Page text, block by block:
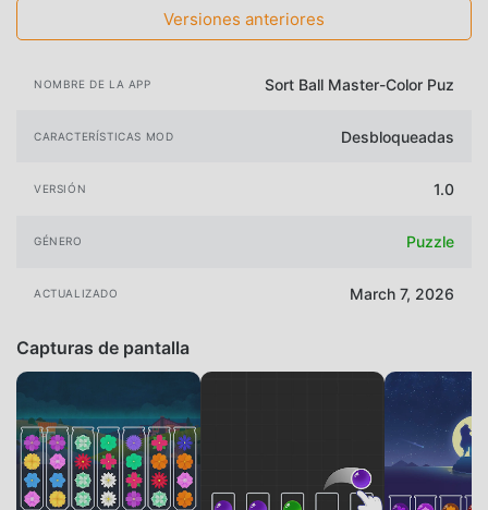
Versiones anteriores
NOMBRE DE LA APP Sort Ball Master-Color Puz
CARACTERÍSTICAS MOD Desbloqueadas
VERSIÓN 1.0
GÉNERO Puzzle
ACTUALIZADO March 7, 2026
Capturas de pantalla